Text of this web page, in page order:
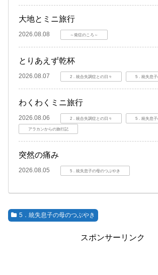
大地とミニ旅行
2026.08.08 ～発症のころ～
とりあえず乾杯
2026.08.07 2．統合失調症との日々 5．統失息
わくわくミニ旅行
2026.08.06 2．統合失調症との日々 5．統失息
アラカンからの旅行記
突然の痛み
2026.08.05 5．統失息子の母のつぶやき
5．統失息子の母のつぶやき
スポンサーリンク